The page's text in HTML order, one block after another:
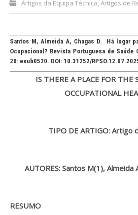
Submeta aqui
Bolsa de
Investigarem
Artigos da Equipa Técnica,Artigos de
Santos M, Almeida A, Chagas D. Há lugar
Ocupacional? Revista Portuguesa de
20: esub0520. DOI: 10.31252/
IS THERE A PLACE FOR THE
OCCUPATIONAL
TIPO DE ARTIGO: Artigo
AUTORES: Santos M(1), Almeida
RESUMO